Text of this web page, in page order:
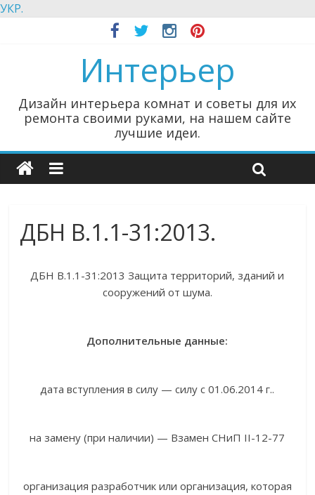
УКР.
Интерьер
Дизайн интерьера комнат и советы для их
ремонта своими руками, на нашем сайте
лучшие идеи.
ДБН В.1.1-31:2013.
ДБН В.1.1-31:2013 Защита территорий, зданий и
сооружений от шума.
Дополнительные данные:
дата вступления в силу — силу с 01.06.2014 г..
на замену (при наличии) — Взамен СНиП II-12-77
организация разработчик или организация, которая